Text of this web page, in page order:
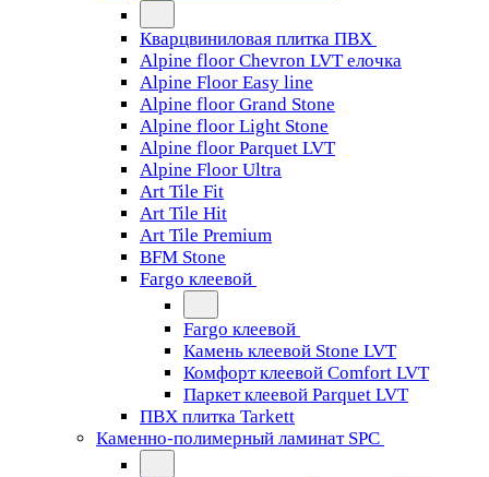
Кварцвиниловая плитка ПВХ
Alpine floor Chevron LVT елочка
Alpine Floor Easy line
Alpine floor Grand Stone
Alpine floor Light Stone
Alpine floor Parquet LVT
Alpine Floor Ultra
Art Tile Fit
Art Tile Hit
Art Tile Premium
BFM Stone
Fargo клеевой
Fargo клеевой
Камень клеевой Stone LVT
Комфорт клеевой Comfort LVT
Паркет клеевой Parquet LVT
ПВХ плитка Tarkett
Каменно-полимерный ламинат SPC